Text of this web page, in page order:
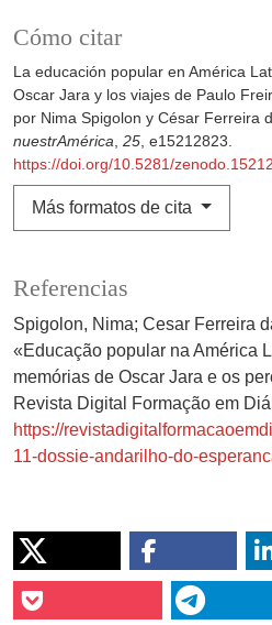
Cómo citar
La educación popular en América
Oscar Jara y los viajes de Paulo
por Nima Spigolon y César Ferreira
nuestrAmérica 25 , e15212823.
https://doi.org/10.5281/
Más formatos de cita
Referencias
Spigolon, Nima; Cesar Ferreira
«Educação popular na América
memórias de Oscar Jara e os
Revista Digital Formação em
https://
11-dossie-andarilho-do-